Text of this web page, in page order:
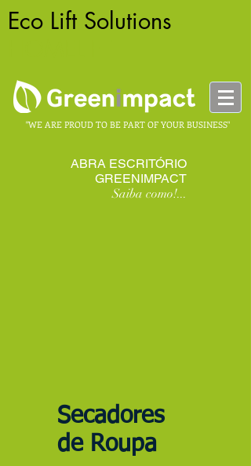
Eco Lift Solutions
"WE ARE PROUD TO BE PART OF YOUR BUSINESS"
ABRA ESCRITÓRIO
GREENIMPACT
Saiba como!...
Secadores
de Roupa